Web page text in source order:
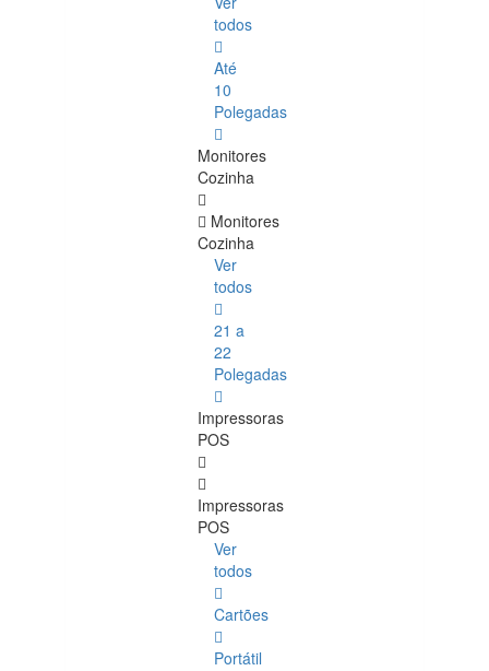
todos
Até
10
Polegadas
Monitores
Cozinha
Monitores
Cozinha
Ver
todos
21 a
22
Polegadas
Impressoras
POS
Impressoras
POS
Ver
todos
Cartões
Portátil